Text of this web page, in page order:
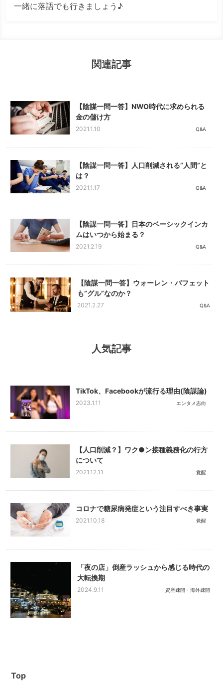
一緒に落語でも行きましょう♪
関連記事
【陰謀一問一答】NWO時代に求められる
金の儲け方
2021.1.10 Q&A
【陰謀一問一答】人口削減される”人間”と
は？
2021.1.17 Q&A
【陰謀一問一答】日本のベーシックインカ
ムはいつから始まる？
2021.2.19 Q&A
【陰謀一問一答】ウォーレン・バフェット
も”グル”なのか？
2021.2.27 Q&A
人気記事
TikTok、Facebookが流行る理由(陰謀論)
2023.1.11 エンタメ志向
【人口削減？】ワク●ン接種義務化の行方
について
2021.12.11 覚醒
コロナで糖尿病発症という注目すべき事実
2021.10.18 覚醒
「夜の店」倒産ラッシュから感じる時代の
大転換期
2024.9.11 資産疎開・海外疎開
Top